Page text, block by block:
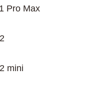
Pro Max
mini